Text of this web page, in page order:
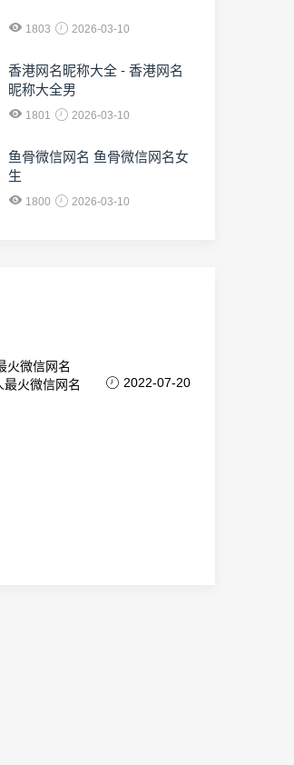
1803 2026-03-10
香港网名昵称大全 - 香港网名
昵称大全男
1801 2026-03-10
鱼骨微信网名 鱼骨微信网名女
生
1800 2026-03-10
火微信网名 2022-07-20